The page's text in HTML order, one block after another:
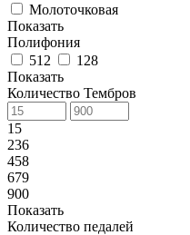
Молоточковая
Показать
Полифония
512
128
Показать
Количество Тембров
15
236
458
679
900
Показать
Количество педалей